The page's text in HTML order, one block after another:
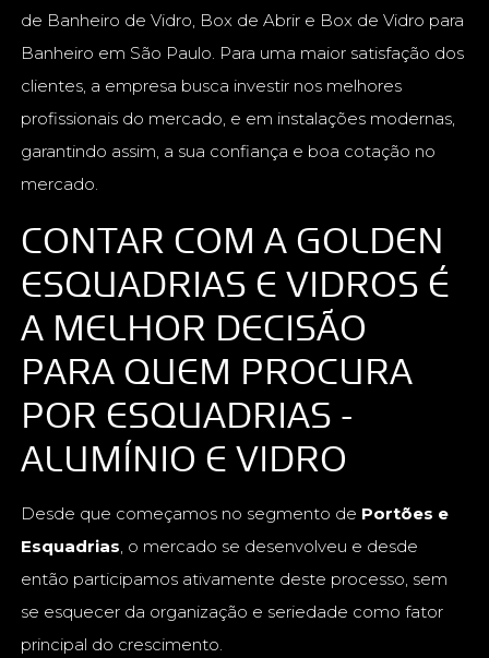
de Banheiro de Vidro, Box de Abrir e Box de Vidro para
Banheiro em São Paulo. Para uma maior satisfação dos
clientes, a empresa busca investir nos melhores
profissionais do mercado, e em instalações modernas,
garantindo assim, a sua confiança e boa cotação no
mercado.
CONTAR COM A GOLDEN
ESQUADRIAS E VIDROS É
A MELHOR DECISÃO
PARA QUEM PROCURA
POR ESQUADRIAS -
ALUMÍNIO E VIDRO
Desde que começamos no segmento de Portões e
Esquadrias, o mercado se desenvolveu e desde
então participamos ativamente deste processo, sem
se esquecer da organização e seriedade como fator
principal do crescimento.